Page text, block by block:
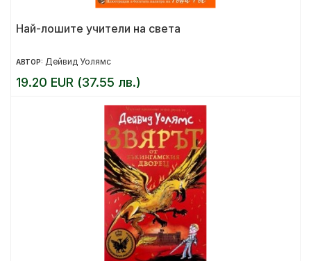
Най-лошите учители на света
АВТОР: Дейвид Уолямс
19.20 EUR (37.55 лв.)